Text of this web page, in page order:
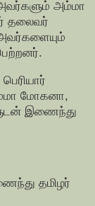
அம்மா
தலைவர்
மோகனா,
இணைந்து
தமிழர்